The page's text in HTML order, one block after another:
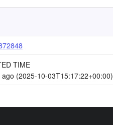
TIME
ago (2025-10-03T15:17:22+00:00)